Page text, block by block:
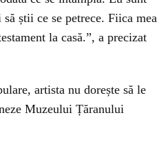
știi ce se petrece. Fiica mea
la casă.”, a precizat
artista nu dorește să le
Muzeului Țăranului